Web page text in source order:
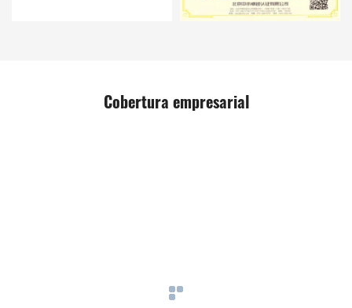
Cobertura empresarial
Otros que quizás quieras saber